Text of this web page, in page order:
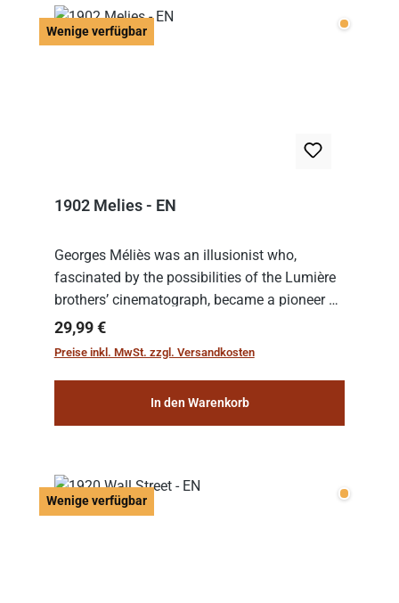
Wenige verfügbar Wenige
1902 Melies - EN
Georges Méliès was an illusionist who,
fascinated by the possibilities of the Lumière
brothers’ cinematograph, became a pioneer of
cinema. In 1902, he filmed his most famous
work: “Le Voyage dans la Lune” (“A Trip to...
Regulärer Preis:
29,99 €
Preise inkl. MwSt. zzgl. Versandkosten
In den Warenkorb
Wenige verfügbar Wenige